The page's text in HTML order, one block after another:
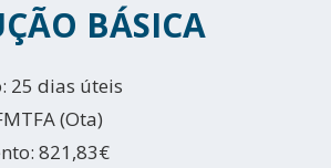
BÁSICA
25 dias úteis
(Ota)
821,83€